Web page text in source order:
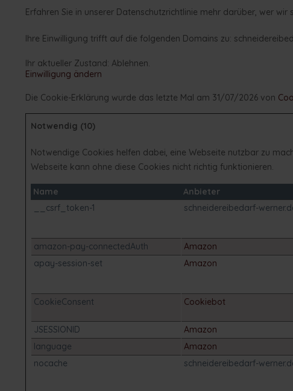
Erfahren Sie in unserer Datenschutzrichtlinie mehr darüber, wer
Ihre Einwilligung trifft auf die folgenden Domains zu:
Ihr aktueller Zustand: Ablehnen.
Einwilligung ändern
Die Cookie-Erklärung wurde das letzte Mal am 31/07/2026 von
Notwendig (10)
Notwendige Cookies helfen dabei, eine Webseite nutzbar zu
Webseite kann ohne diese Cookies nicht richtig funktionieren.
Name Anbieter
__csrf_token-1
schneidereibedarf-
amazon-pay-connectedAuth Amazon
apay-session-set
Amazon
CookieConsent Cookiebot
JSESSIONID Amazon
language
Amazon
nocache
schneidereibedarf-